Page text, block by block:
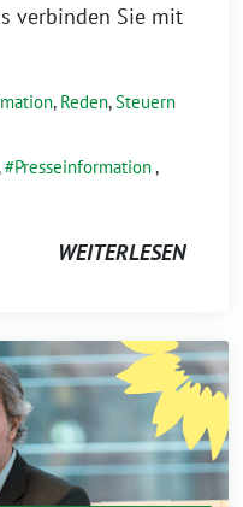
verbinden Sie mit
, Reden,Steuern
Presseinformation,
WEITERLESEN